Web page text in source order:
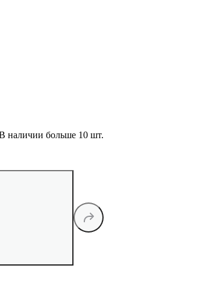
наличии больше 10 шт.